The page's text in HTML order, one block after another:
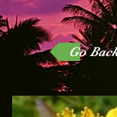
Go